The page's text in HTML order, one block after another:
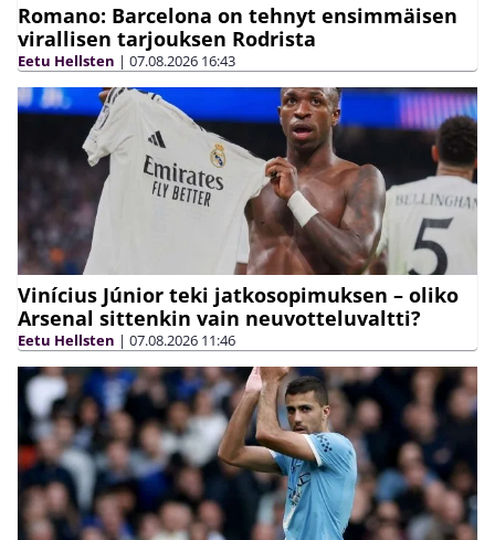
Romano: Barcelona on tehnyt ensimmäisen
virallisen tarjouksen Rodrista
Eetu Hellsten | 07.08.2026 16:43
Vinícius Júnior teki jatkosopimuksen – oliko
Arsenal sittenkin vain neuvotteluvaltti?
Eetu Hellsten | 07.08.2026 11:46